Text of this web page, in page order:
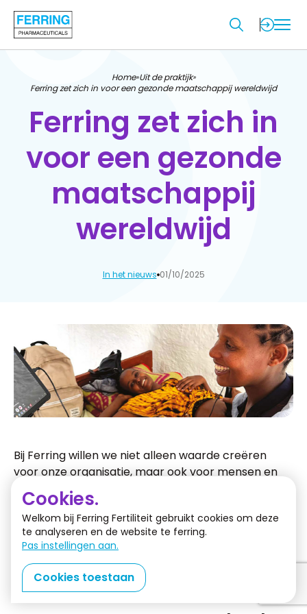
Home»Uit de praktijk»
Ferring zet zich in voor een gezonde maatschappij wereldwijd
Ferring zet zich in
voor een gezonde
maatschappij
wereldwijd
In het nieuws 01/10/2025
Bij Ferring willen we niet alleen waarde creëren
voor onze organisatie, maar ook voor mensen en
de wereld om ons heen. We willen een positieve
impact maken en richten ons op drie pijlers:
Purpose, People en Planet. In ons nieuwste
Sustainability Report laten we zien hoe we ons
inzetten voor betere zorg en meer kansen, juist
daar waar de nood het hoogst is.
Cookies.
Welkom bij Ferring Fertiliteit gebruikt cookies om deze
te analyseren en de website te ferring.
Pas instellingen aan.
Cookies toestaan